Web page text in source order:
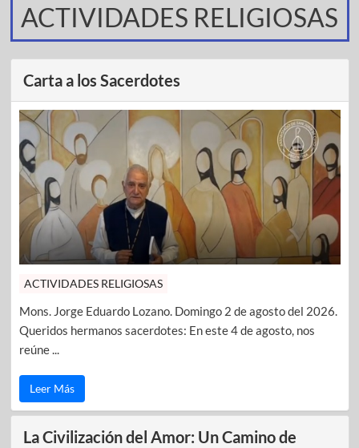
ACTIVIDADES RELIGIOSAS
Carta a los Sacerdotes
ACTIVIDADES RELIGIOSAS
Mons. Jorge Eduardo Lozano. Domingo 2 de agosto del 2026.
Queridos hermanos sacerdotes: En este 4 de agosto, nos
reúne ...
Leer Más
La Civilización del Amor: Un Camino de